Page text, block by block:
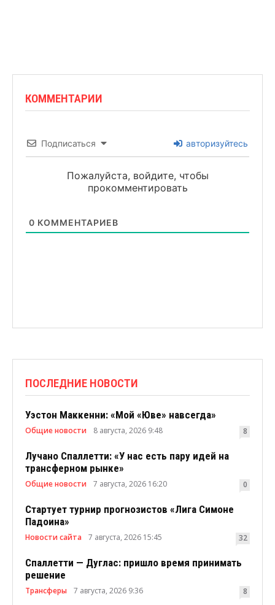
КОММЕНТАРИИ
Подписаться авторизуйтесь
Пожалуйста, войдите, чтобы
прокомментировать
0 КОММЕНТАРИЕВ
ПОСЛЕДНИЕ НОВОСТИ
Уэстон Маккенни: «Мой «Юве» навсегда»
Общие новости 8 августа, 2026 9:48 8
Лучано Спаллетти: «У нас есть пару идей на
трансферном рынке»
Общие новости 7 августа, 2026 16:20 0
Стартует турнир прогнозистов «Лига Симоне
Падоина»
Новости сайта 7 августа, 2026 15:45 32
Спаллетти — Дуглас: пришло время принимать
решение
Трансферы 7 августа, 2026 9:36 8